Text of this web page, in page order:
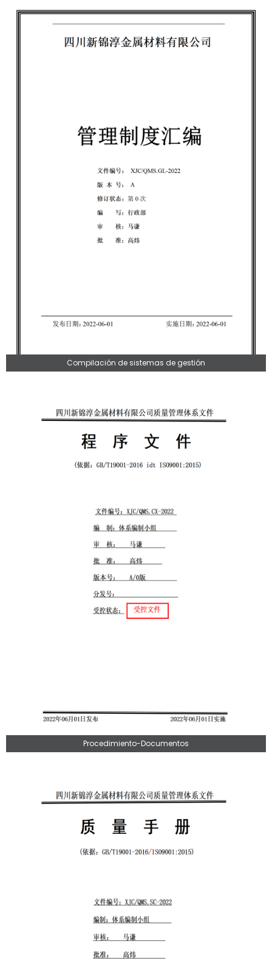
Compilación de sistemas de gestión
Procedimiento-Documentos